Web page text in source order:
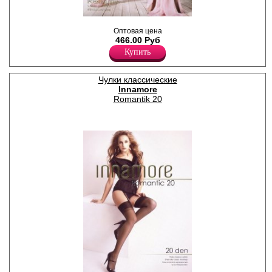
силиконовой основе (7 см),
формованная пятка и
прозрачный мысок.
Плотность 8ден
Полиамид 76%
Эластан 24%
Оптовая цена
466.00 Руб
Купить
Чулки классические
Innamore
Romantik 20